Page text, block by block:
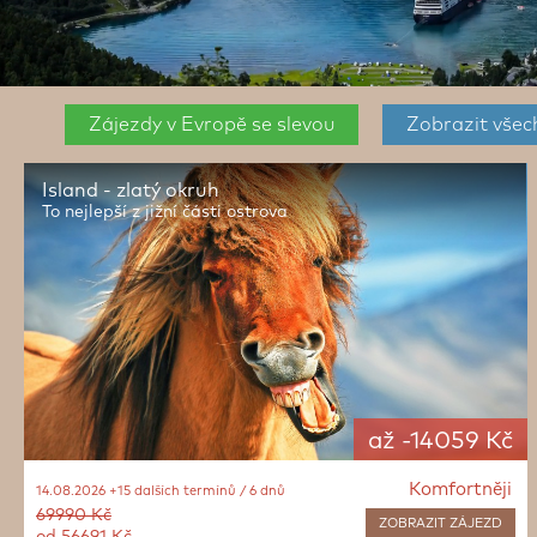
Zájezdy v Evropě se slevou ZobrazitArktida
Faerské ostrovy
Grónsko
až -14059 Kč
Island - zlatý okruh
To nejlepší z jižní části ostrova
Komfortněji
ZOBRAZIT ZÁJEZD
14.08.2026 +15 dalších termínů / 6 dnů
69990 Kč